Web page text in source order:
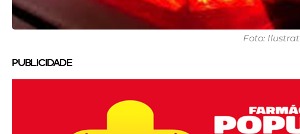
Foto:
PUBLICIDADE